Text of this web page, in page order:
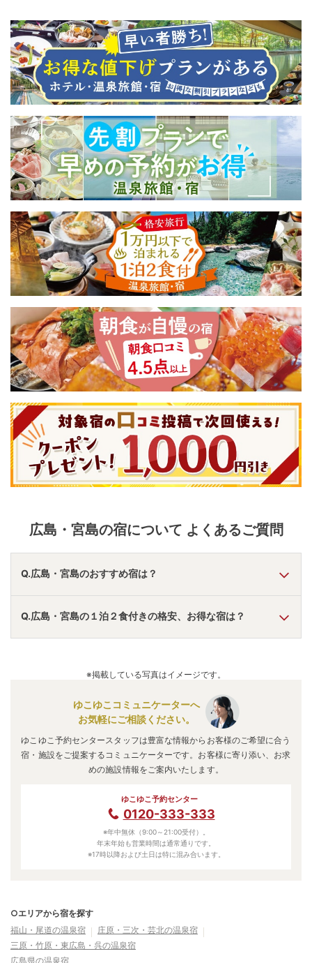
広島・宮島の宿について よくあるご質問
Q.広島・宮島のおすすめ宿は？
A. 「グランヴィリオホテル宮島和蔵 ルートインホテル
ズ 」 ・ グランドプリンスホテル広島 」 ・ 「 リブマックスリ
ゾート宮浜温泉Ocean」などの旅館・ホテルがおすすめの宿
Q.広島・宮島の１泊２食付きの格安、お得な宿は？
リブマックスリゾート宮浜温泉Ocean
ルがお得な価格で泊まれる宿泊先です。
※掲載している写真はイメージです。
ゆこゆこコミュニケーターへ
お気軽にご相談ください。
ゆこゆこ予約センタースタッフは豊富な情報からお客様のご希望に合う
宿・施設をご提案するコミュニケーターです。お客様に寄り添い、お求
めの施設情報をご案内いたします。
ゆこゆこ予約センター
0120-333-333
※年中無休（9:00～21:00受付）。
年末年始も営業時間は通常通りです。
※17時以降および土日は特に混み合います。
○エリアから宿を探す
福山・尾道の温泉宿
庄原・三次・芸北の温泉宿
三原・竹原・東広島・呉の温泉宿
広島県の温泉宿